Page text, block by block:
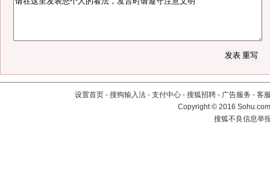
设置首页 - 搜狗输入法 - 支付中心 - 搜狐招聘 - 广告服务 - 客
Copyright©2016
搜狐不良信息举